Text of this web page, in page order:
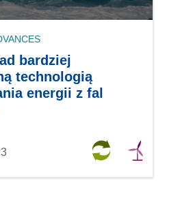
bardziej
technologią
energii z fal